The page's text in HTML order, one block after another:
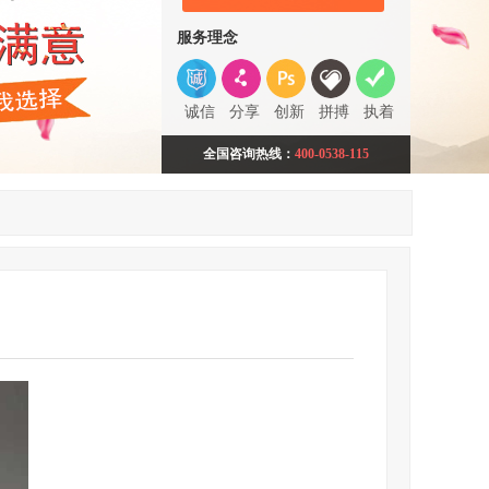
服务理念
诚信 分享 创新 拼搏 执着
全国咨询热线： 400-0538-115